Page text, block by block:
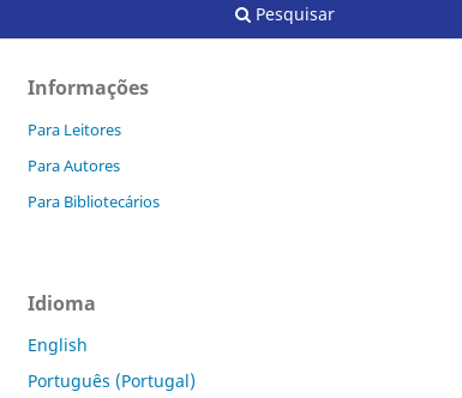
Pesquisar
Informações
Para Leitores
Para Autores
Para Bibliotecários
Idioma
English
Português (Portugal)